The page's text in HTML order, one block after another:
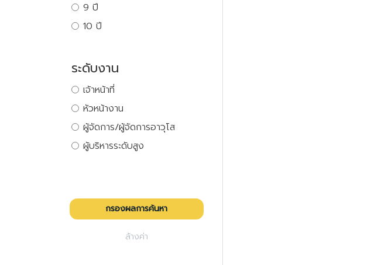
9 ปี
10 ปี
ระดับงาน
เจ้าหน้าที่
หัวหน้างาน
ผู้จัดการ/ผู้จัดการอาวุโส
ผู้บริหารระดับสูง